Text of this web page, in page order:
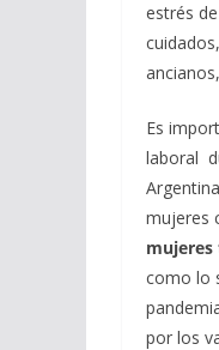
estrés
Es
laboral
mujeres
mujeres
como lo
por los